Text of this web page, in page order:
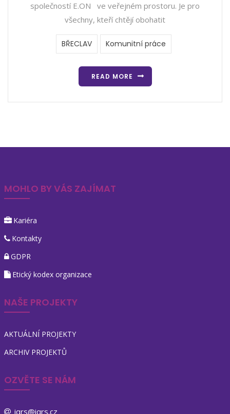
společností E.ON ve veřejném prostoru. Je pro
všechny, kteří chtějí obohatit
BŘECLAV Komunitní práce
READ MORE
MOHLO BY VÁS ZAJÍMAT
Kariéra
Kontakty
GDPR
Etický kodex organizace
NAŠE PROJEKTY
AKTUÁLNÍ PROJEKTY
ARCHIV PROJEKTŮ
OZVĚTE SE NÁM
iqrs@iqrs.cz